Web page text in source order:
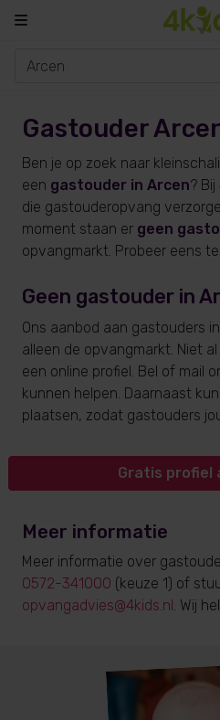
Gastouder
Ben je op zoek naar
een gastouder in Arcen?
die gastouderopvang
moment staan er geen
opvangmarkt. Probeer eens
Geen gastouder in
Ons aanbod aan gastouders
alleen de opvangmarkt. Niet
een online profiel. Bel of mail
kunnen helpen. Daarnaast
plaatsen, zodat gastouders
Gratis profiel
Meer informatie
Meer informatie over
0572-341000 (keuze 1) of
opvangadvies@4kids.nl. Wij